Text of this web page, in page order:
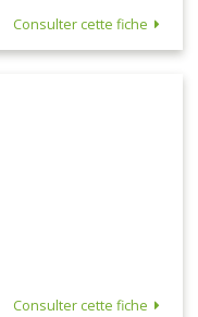
Consulter cette fiche
Consulter cette fiche